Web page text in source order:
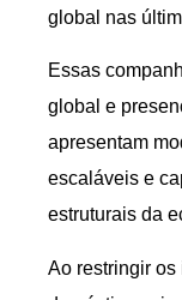
global nas
Essas
global e
apresentam
escaláveis e
estruturais da
Ao restringir